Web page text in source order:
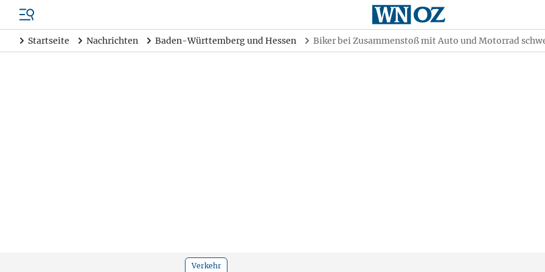
Startseite Nachrichten Baden-Württemberg und Hessen Biker bei Zusammenstoß mit Auto und Motorrad
Verkehr